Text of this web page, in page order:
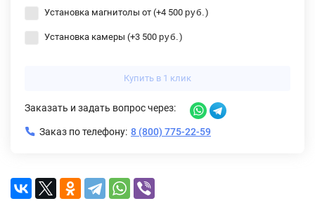
Установка магнитолы от (+4 500 руб. )
Установка камеры (+3 500 руб. )
Купить в 1 клик
Заказать и задать вопрос через:
Заказ по телефону: 8 (800) 775-22-59